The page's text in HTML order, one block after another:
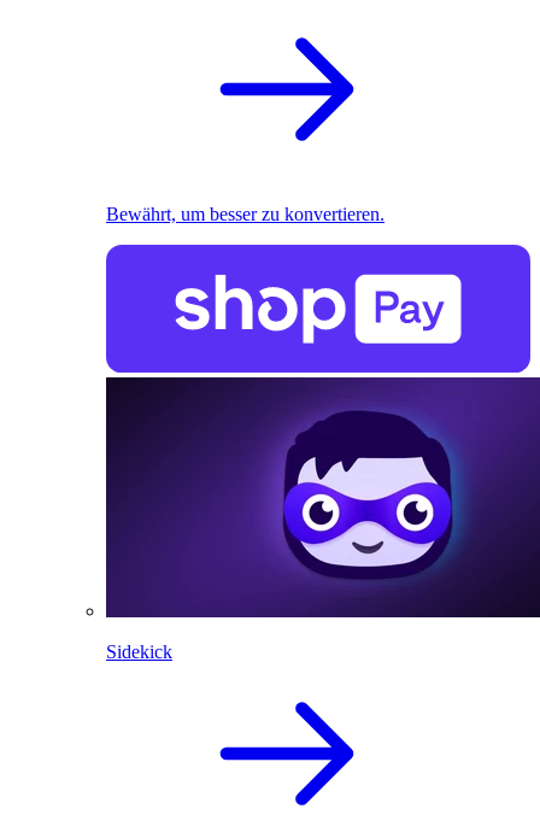
Bewährt, um besser zu konvertieren.
Sidekick